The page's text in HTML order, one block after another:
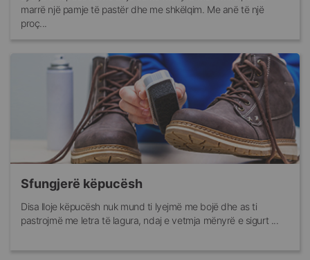
marrë një pamje të pastër dhe me shkëlqim. Me anë të një
proç...
Sfungjerë këpucësh
Disa lloje këpucësh nuk mund ti lyejmë me bojë dhe as ti
pastrojmë me letra të lagura, ndaj e vetmja mënyrë e sigurt ...